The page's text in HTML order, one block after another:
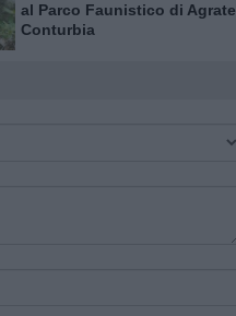
al Parco Faunistico di Agrate
Conturbia